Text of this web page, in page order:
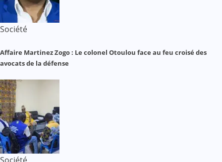
Société
Affaire Martinez Zogo : Le colonel Otoulou face au feu croisé des
avocats de la défense